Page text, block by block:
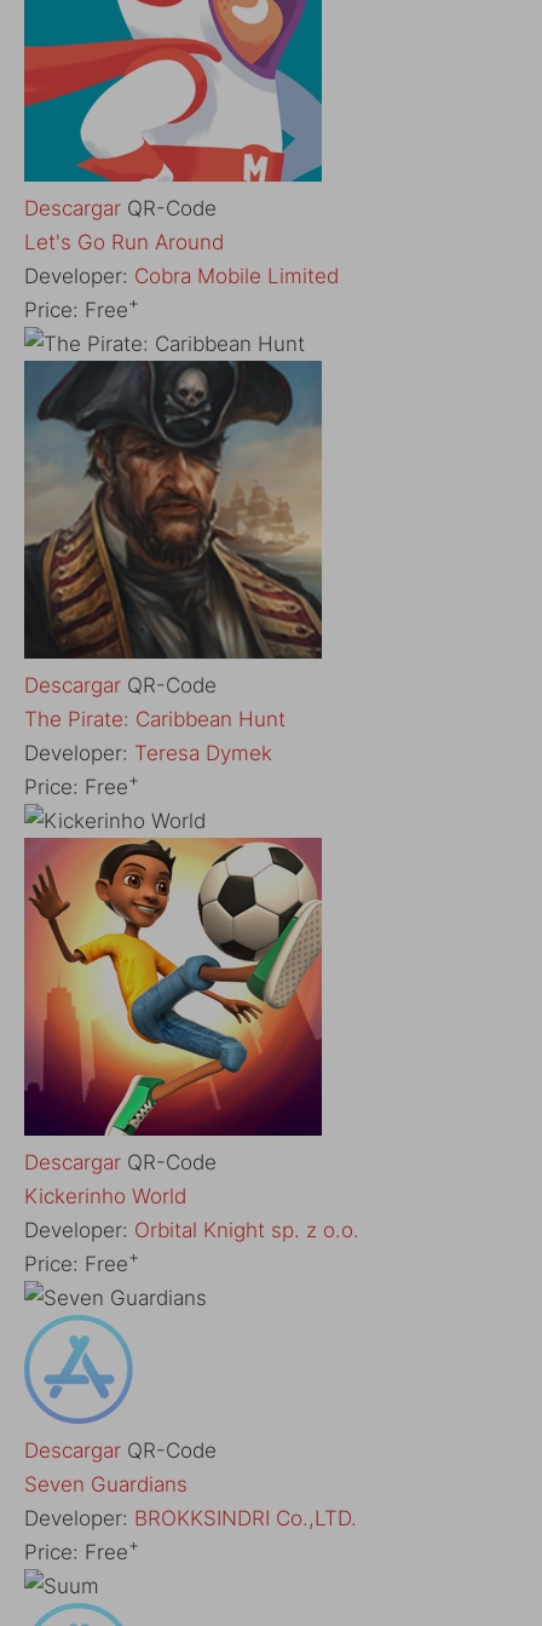
Descargar QR-Code
‎Let's Go Run Around
Developer: Cobra Mobile Limited
Price: Free+
Descargar QR-Code
‎The Pirate: Caribbean Hunt
Developer: Teresa Dymek
Price: Free+
Descargar QR-Code
‎Kickerinho World
Developer: Orbital Knight sp. z o.o.
Price: Free+
Descargar QR-Code
‎Seven Guardians
Developer: BROKKSINDRI Co.,LTD.
Price: Free+